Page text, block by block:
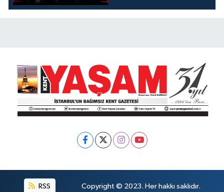
KOKUYOR!
RSS Copyright © 2023. Her hakkı saklıdır.